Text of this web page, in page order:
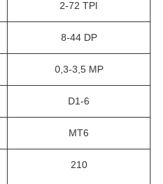
2-72 TPI
8-44 DP
0,3-3,5 MP
D1-6
MT6
210